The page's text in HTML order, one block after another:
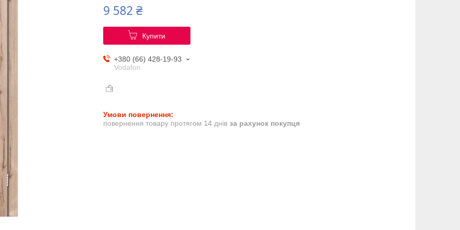
9 582 ₴
Купити
+380 (66) 428-19-93
Vodafon
повернення товару протягом 14 днів за рахунок покупця